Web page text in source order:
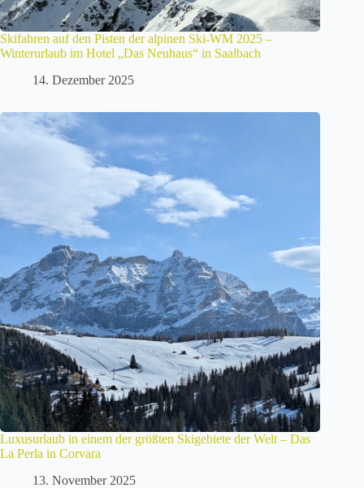
Skifahren auf den Pisten der alpinen Ski-WM 2025 –
Winterurlaub im Hotel „Das Neuhaus“ in Saalbach
14. Dezember 2025
Luxusurlaub in einem der größten Skigebiete der Welt – Das
La Perla in Corvara
13. November 2025